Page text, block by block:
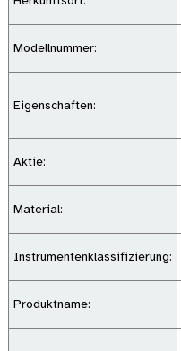
Modellnummer:
Eigenschaften:
Aktie:
Material:
Instrumentenklassifizierung:
Produktname: